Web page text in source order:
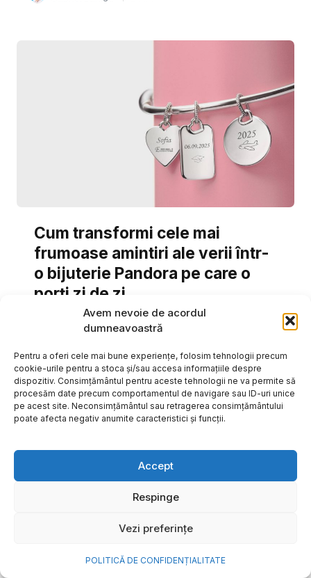
Avem nevoie de acordul
dumneavoastră
Pentru a oferi cele mai bune experiențe, folosim tehnologii precum
cookie-urile pentru a stoca și/sau accesa informațiile despre
dispozitiv. Consimțământul pentru aceste tehnologii ne va permite să
procesăm date precum comportamentul de navigare sau ID-uri unice
pe acest site. Neconsimțământul sau retragerea consimțământului
poate afecta negativ anumite caracteristici și funcții.
Accept
Respinge
Vezi preferințe
POLITICĂ DE CONFIDENȚIALITATE
Cum transformi cele mai
frumoase amintiri ale verii într-
o bijuterie Pandora pe care o
porți zi de zi
Vara este, pentru mulți dintre noi, anotimpul în care
vacanțe pe care le planificăm luni...
Cristiana Todiresei